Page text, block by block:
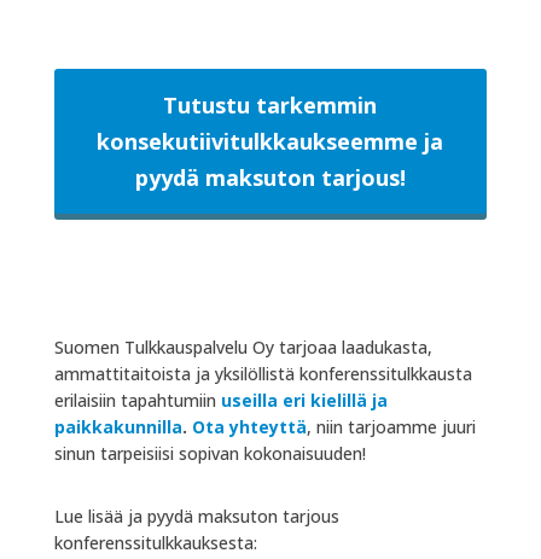
Tutustu tarkemmin
konsekutiivitulkkaukseemme ja
pyydä maksuton tarjous!
Suomen Tulkkauspalvelu Oy tarjoaa laadukasta,
ammattitaitoista ja yksilöllistä konferenssitulkkausta
erilaisiin tapahtumiin useilla eri kielillä ja
paikkakunnilla. Ota yhteyttä, niin tarjoamme juuri
sinun tarpeisiisi sopivan kokonaisuuden!
Lue lisää ja pyydä maksuton tarjous
konferenssitulkkauksesta: